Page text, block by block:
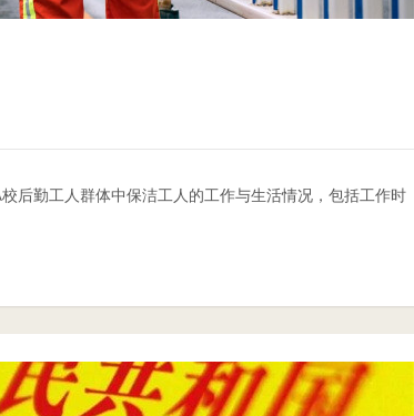
后勤工人群体中保洁工人的工作与生活情况，包括工作时